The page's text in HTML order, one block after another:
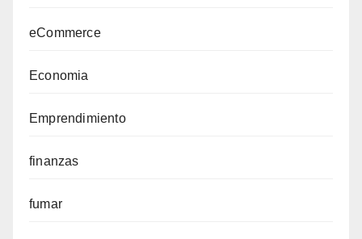
eCommerce
Economia
Emprendimiento
finanzas
fumar